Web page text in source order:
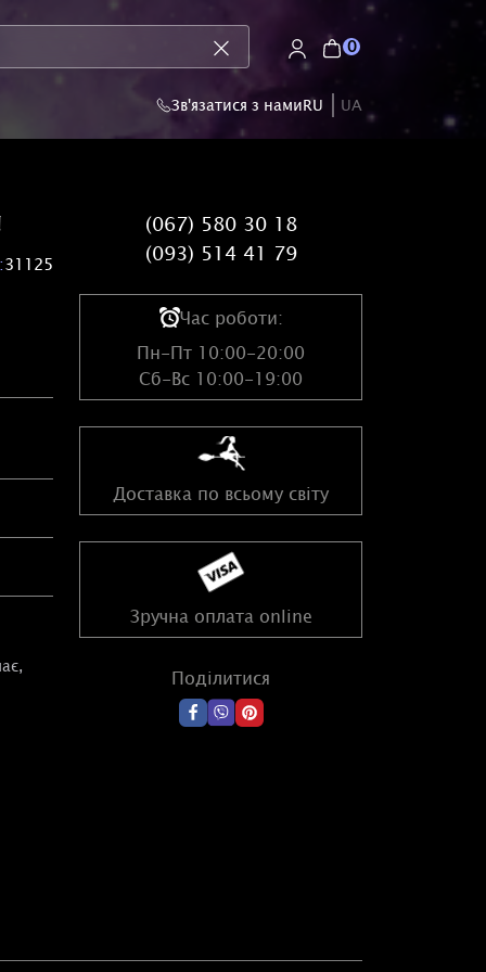
0
Зв'язатися з намиRU UA
31125
(067) 580 30 18
(093) 514 41 79
Час роботи:
Пн-Пт 10:00-20:00
Сб-Вс 10:00-19:00
Доставка по всьому світу
Зручна оплата online
Поділитися